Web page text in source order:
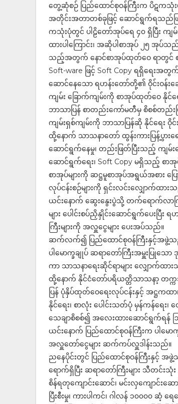
တွေ့ဆုံစဉ် ပြည်ထောင်စုဝန်ကြီးက ပိဋကသုံး
အတိုင်းအတာတစ်ခုဖြင့် ဆောင်ရွက်ရသည်ဖြ
ကသုံးပုံတွင် ပါဠိတော်အုပ်ရေ ၄၀ ရှိပြီး ကျ
ထားပါကြောင်း၊ အဆိုပါစာအုပ် ၂၅ အုပ်
သည့်အတွက် နောင်စာအုပ်ထုတ်ဝေ ရာတွင် စာအု
Soft-ware ဖြင့် Soft Copy ရရှိရေး
ဆောင်နေသော ရဟန်းတော်တို့၏ ဝိုင်းဝန်းဆ
ကျမ်း ခြောက်ကျမ်းကို စာအုပ်ထုတ်ဝေ နို
ဘာသာပြန် စာတည်းကော်မတီမှ စိစစ်တည်းဖ
ကျမ်းရှစ်ကျမ်းကို ဘာသာပြန်ဆို နိုင်ရေး
ထို့နောက် သာသနာတော် ထွန်းကားပြန့်ပွားရ
ဆောင်ရွက်နေမှု၊ တည်းဖြတ်ပြီးသည့် ကျမ်း
ဆောင်ရွက်ရေး၊ Soft Copy မရှိသည့် စာ
စာအုပ်များကို ဆဋ္ဌမူစာအုပ်အရွယ်အစား ပ
လုပ်ငန်းစဉ်များကို ရှင်းလင်းလျှောက်ထား
ယင်းနောက် ဆွေးနွေးပွဲသို့ တက်ရောက်လာ
များ ပေါင်းစပ်ညှိနှိုင်းဆောင်ရွက်ပေးပြီ
ကြီးများကို အလှူငွေများ ပေးအပ်သည်။
ဆက်လက်၍ ပြည်ထောင်စုဝန်ကြီးနှင့်အဖွဲ့သ
ပါမောက္ခချုပ် ဆရာတော်ကြီးအမှူးပြုသေ
ကာ သာသနာရေးဆိုင်ရာများ လျှောက်ထာ
ထို့နောက် နိုင်ငံတော်ပရိယတ္တိသာသနာ့ တက္က
ပြန် ပုံနှိပ်ထုတ်ဝေရေးလုပ်ငန်းနှင့် အဋ္ဌကထ
နိုင်ရေး၊ စာလုံး ပေါင်းသတ်ပုံ မှန်ကန်ရေး
သေချာစိစစ်၍ အလေးထားဆောင်ရွက်ရန်
ယင်းနောက် ပြည်ထောင်စုဝန်ကြီးက ပါမော
အလှူတော်ငွေများ ဆက်ကပ်လှူဒါန်းသည်။
ညနေပိုင်းတွင် ပြည်ထောင်စုဝန်ကြီးနှင့်
ရောက်ရှိပြီး ဆရာတော်ကြီးများ သီတင်းသုံ
စိန်ရတုကျောင်းဆောင်၊ မင်းလှကျောင်းဆ
ပြီးစီးမှု၊ ကားပါကင်၊ ဂါလန် ၁၀၀၀၀